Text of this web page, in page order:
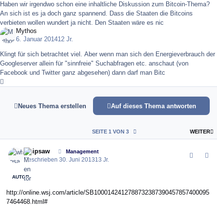
Haben wir irgendwo schon eine inhaltliche Diskussion zum Bitcoin-Thema?
An sich ist es ja doch ganz spannend. Dass die Staaten die Bitcoins
verbieten wollen wundert ja nicht. Den Staaten wäre es nic
Mythos
6. Januar 201412 Jr.
Klingt für sich betrachtet viel. Aber wenn man sich den Energieverbrauch der
Googleserver allein für "sinnfreie" Suchabfragen etc. anschaut (von
Facebook und Twitter ganz abgesehen) dann darf man Bitc
Expand topic overview
Neues Thema erstellen Auf dieses Thema antworten
WEITER
SEITE 1 VON 3
whipsaw Management
Geschrieben30. Juni 201313 Jr.
AUTOR
http://online.wsj.com/article/SB1000142412788732387390457857400095
7464468.html#